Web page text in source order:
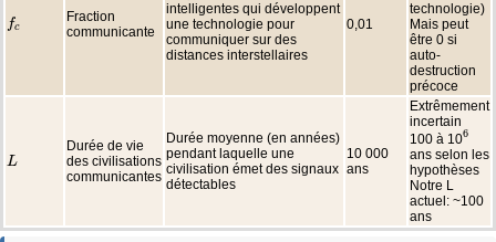
fc
fc
Fraction
communicante
intelligentes qui développent
une technologie pour
communiquer sur des
distances interstellaires
0,01
technologie)
Mais peut
être 0 si
auto-
destruction
précoce
L
L
Durée de vie
des civilisations
communicantes
Durée moyenne (en années)
pendant laquelle une
civilisation émet des signaux
détectables
10 000
ans
Extrêmement
incertain
100 à 106
6
ans selon les
hypothèses
Notre L
actuel: ~100
ans